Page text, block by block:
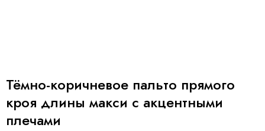
Тёмно-коричневое пальто прямого
кроя длины макси с акцентными
плечами